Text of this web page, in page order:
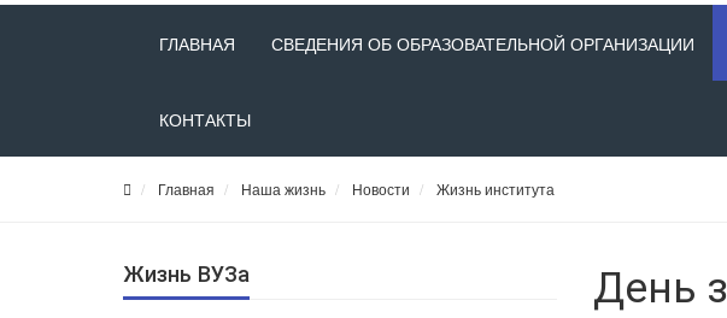
ГЛАВНАЯ СВЕДЕНИЯ ОБ ОБРАЗОВАТЕЛЬНОЙ ОРГАНИЗАЦИИ
КОНТАКТЫ
Главная Наша жизнь Новости Жизнь института
Жизнь ВУЗа День